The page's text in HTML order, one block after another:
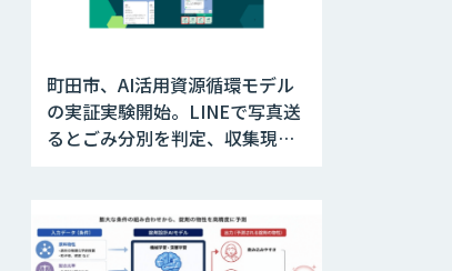
町田市、AI活用資源循環モデル
の実証実験開始。LINEで写真送
るとごみ分別を判定、収集現場